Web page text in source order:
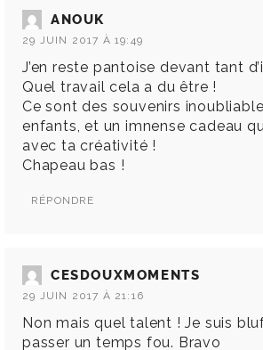
ANOUK
29 JUIN 2017 À 19:49
J’en reste pantoise devant tant
Quel travail cela a du être !
Ce sont des souvenirs
enfants, et un imnense cadeau
avec ta créativité !
Chapeau bas !
RÉPONDRE
CESDOUXMOMENTS
29 JUIN 2017 À 21:16
Non mais quel talent ! Je suis
passer un temps fou. Bravo